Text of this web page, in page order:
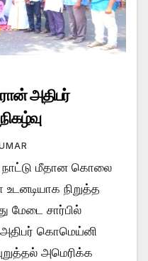
அதிபர்
நாட்டு மீதான கொலை
நிறுத்த
மேடை சார்பில்
கொமெய்னி
அமெரிக்க